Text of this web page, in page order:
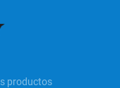
productos